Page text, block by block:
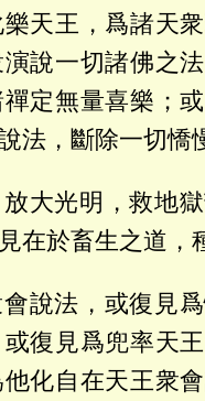
天王，爲諸天
說一切諸佛之
定無量喜樂；
法，斷除一切憍
大光明，救地
在於畜生之道，
說法，或復見
復見爲兜率天
化自在天王衆